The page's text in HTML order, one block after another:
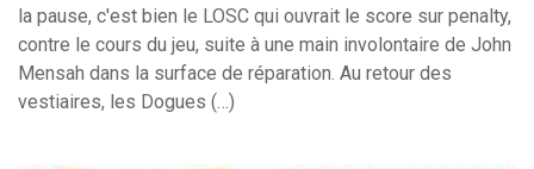
la pause, c'est bien le LOSC qui ouvrait le score sur penalty,
contre le cours du jeu, suite à une main involontaire de John
Mensah dans la surface de réparation. Au retour des
vestiaires, les Dogues (…)